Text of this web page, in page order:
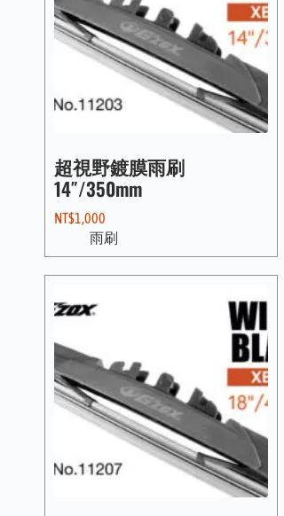
超視野鍍膜雨刷
14″/350mm
NT$1,000
雨刷